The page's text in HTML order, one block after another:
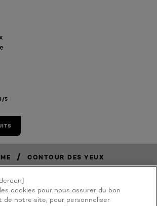
5
/ CONTOUR DES YEUX
cookies pour nous assurer du bon
de notre site, pour personnaliser